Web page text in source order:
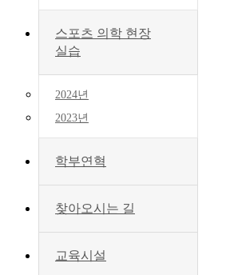
스포츠 의학 현장
실습
2024년
2023년
학부연혁
찾아오시는 길
교육시설